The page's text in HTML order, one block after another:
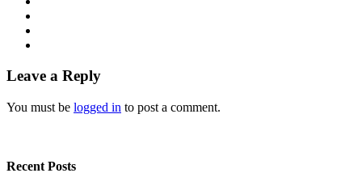
Leave a Reply
You must be logged in to post a comment.
Recent Posts